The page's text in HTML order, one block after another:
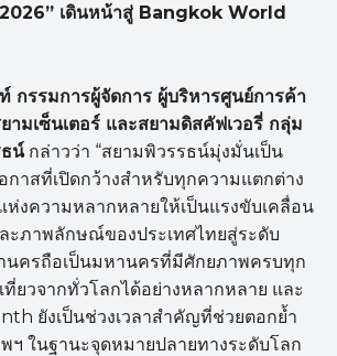
เดินหน้าสู่ Bangkok World
กรรมการผู้จัดการ ผู้บริหารศูนย์การค้า
ามเซ็นเตอร์ และสยามดิสคัฟเวอรี่ กลุ่ม
น์กล่าวว่า “สยามพิวรรธน์มุ่งมั่นเป็น
าสที่เปิดกว้างสำหรับทุกความแตกต่าง
งความหลากหลายให้เป็นแรงขับเคลื่อน
ะภาพลักษณ์ของประเทศไทยสู่ระดับ
นครถือเป็นมหานครที่มีศักยภาพครบทุก
ยวจากทั่วโลกได้อย่างหลากหลาย และ
ยังเป็นช่วงเวลาสำคัญที่ช่วยตอกย้ำ
ฯ ในฐานะจุดหมายปลายทางระดับโลก